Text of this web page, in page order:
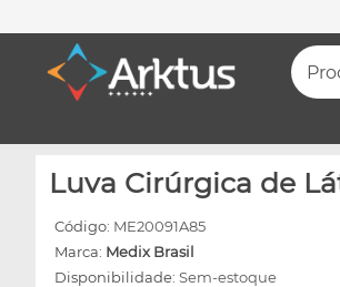
Luva Cirúrgica de
Código: ME20091A85
Marca: Medix Brasil
Disponibilidade: Sem-estoque